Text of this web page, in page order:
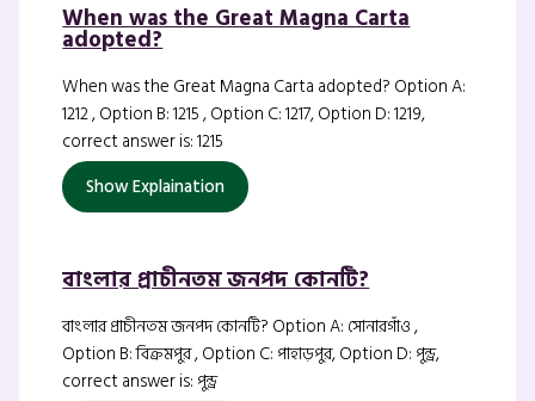
When was the Great Magna Carta
adopted?
When was the Great Magna Carta adopted? Option A:
1212 , Option B: 1215 , Option C: 1217, Option D: 1219,
correct answer is: 1215
Show Explaination
বাংলার প্রাচীনতম জনপদ কোনটি?
বাংলার প্রাচীনতম জনপদ কোনটি? Option A: সোনারগাঁও ,
Option B: বিক্রমপুর , Option C: পাহাড়পুর, Option D: পুন্ড্র,
correct answer is: পুন্ড্র